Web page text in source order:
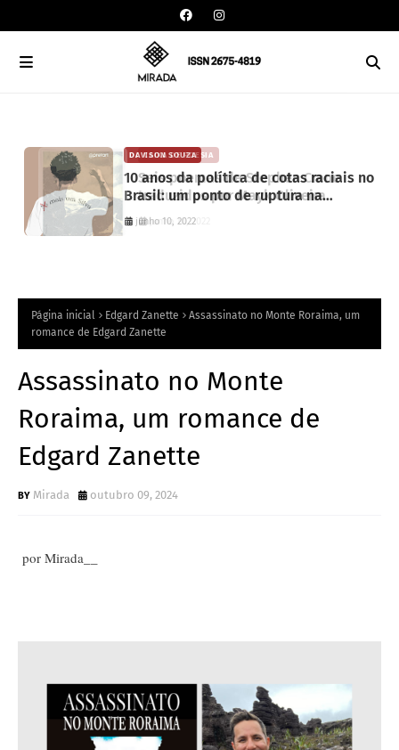
DAVISON SOUZA
10 anos da política de cotas raciais no
Brasil: um ponto de ruptura na
colonialidade
junho 10, 2022
CAIXA DE POESIA
Seis poemas de Stephen Crane
traduzidos por Mayk Oliveira
junho 10, 2022
Página inicial Edgard Zanette
Assassinato no Monte Roraima, um
romance de Edgard Zanette
Assassinato no Monte
Roraima, um romance de
Edgard Zanette
Mirada outubro 09, 2024
por Mirada__